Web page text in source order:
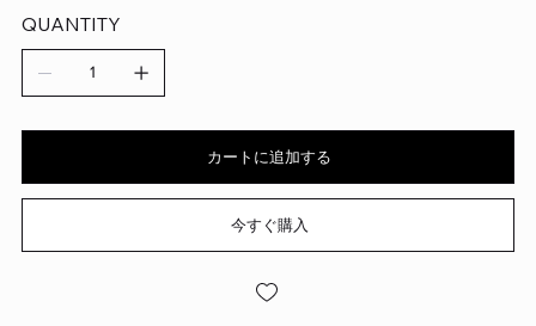
QUANTITY
カートに追加する
今すぐ購入